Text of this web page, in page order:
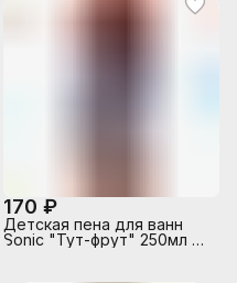
170 ₽
Детская пена для ванн
Sonic "Тут-фрут" 250мл с